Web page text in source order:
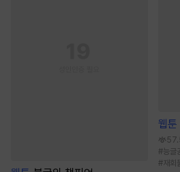
웹툰
#능글
#재회